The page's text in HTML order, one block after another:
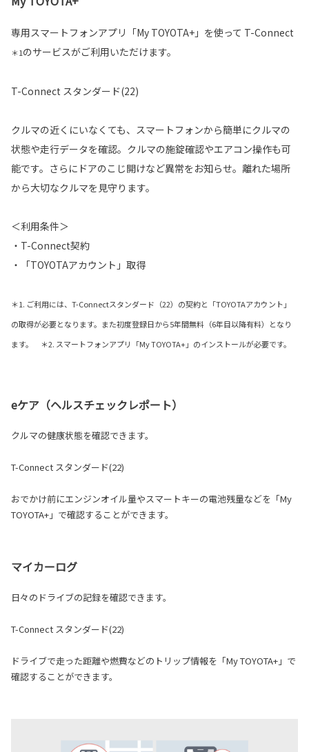
専用スマートフォンアプリ「My TOYOTA+」を使って T-Connect
＊1のサービスがご利用いただけます。
T-Connect スタンダード(22)
クルマの近くにいなくても、スマートフォンから簡単にクルマの
状態や走行データを確認。クルマの施錠確認やエアコン操作も可
能です。さらにドアのこじ開けなど異常をお知らせ。離れた場所
から大切なクルマを見守ります。
＜利用条件＞
・T-Connect契約
・「TOYOTAアカウント」取得
＊1. ご利用には、T-Connectスタンダード（22）の契約と「TOYOTAアカウント」
の取得が必要となります。また初度登録日から5年間無料（6年目以降有料）となり
ます。 ＊2. スマートフォンアプリ「My TOYOTA+」のインストールが必要です。
eケア（ヘルスチェックレポート）
クルマの健康状態を確認できます。
T-Connect スタンダード(22)
おでかけ前にエンジンオイル量やスマートキーの電池残量などを「My
TOYOTA+」で確認することができます。
マイカーログ
日々のドライブの記録を確認できます。
T-Connect スタンダード(22)
ドライブで走った距離や燃費などのトリップ情報を「My TOYOTA+」で
確認することができます。